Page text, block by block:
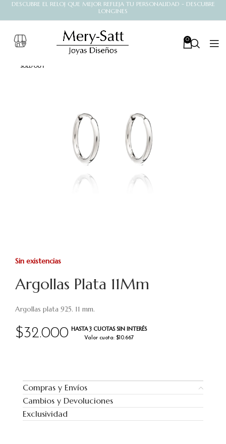
DESCUBRE EL RELOJ QUE MEJOR REFLEJA TU PERSONALIDAD - DESCUBRE
LONGINES
0
SOLD OUT
Argollas Plata 11Mm
$32.000 HASTA 3 CUOTAS SIN INTERÉS
Valor cuota: $10.667
Argollas plata 925. 11 mm.
Sin existencias
Compras y Envíos
Cambios y Devoluciones
Exclusividad